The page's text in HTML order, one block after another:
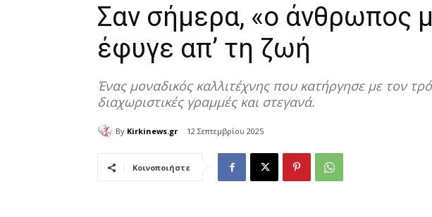
Σαν σήμερα, «ο άνθρωπος
έφυγε απ’ τη ζωή
Ένας μοναδικός καλλιτέχνης που κατήργησε με τον
διαχωριστικές γραμμές και στεγανά.
By Kirkinews.gr 12 Σεπτεμβρίου 2025
Κοινοποιήστε